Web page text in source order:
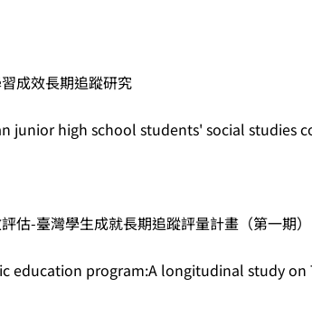
成效長期追蹤研究
junior high school students' social studies
估-臺灣學生成就長期追蹤評量計畫（第一期）
education program:A longitudinal study